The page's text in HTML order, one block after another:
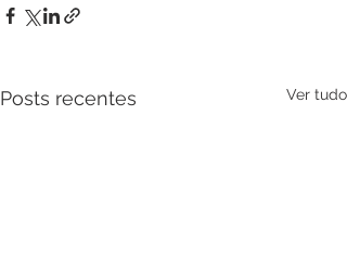
Posts recentes Ver tudo